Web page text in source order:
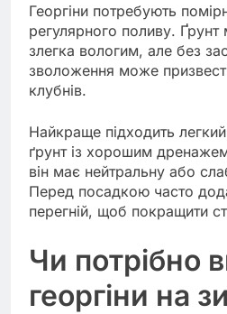
Георгіни потребують
регулярного поливу.
злегка вологим, але без
зволоження може
клубнів.
Найкраще підходить
ґрунт із хорошим
він має нейтральну або
Перед посадкою часто
перегній, щоб покращити
Чи потрібно
георгіни на